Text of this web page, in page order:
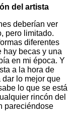
del artista
deberían ver
pero limitado.
diferentes
hay becas y una
en mi época. Y
a la hora de
dar lo mejor que
lo que se está
rincón del
pareciéndose